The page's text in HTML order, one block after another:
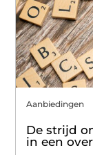
Aanbiedingen
De strijd
in een